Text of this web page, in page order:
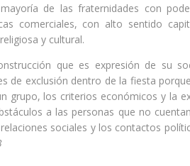
de las fraternidades con
comerciales, con alto sentido
y cultural.
que es expresión de su
de exclusión dentro de la fiesta
grupo, los criterios económicos y la
a las personas que no
sociales y los contactos